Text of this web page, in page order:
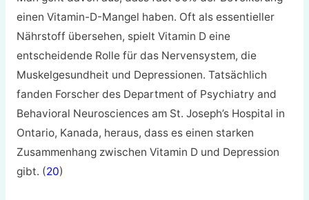
einen Vitamin-D-Mangel haben. Oft als essentieller
Nährstoff übersehen, spielt Vitamin D eine
entscheidende Rolle für das Nervensystem, die
Muskelgesundheit und Depressionen. Tatsächlich
fanden Forscher des Department of Psychiatry and
Behavioral Neurosciences am St. Joseph’s Hospital in
Ontario, Kanada, heraus, dass es einen starken
Zusammenhang zwischen Vitamin D und Depression
gibt. (20)